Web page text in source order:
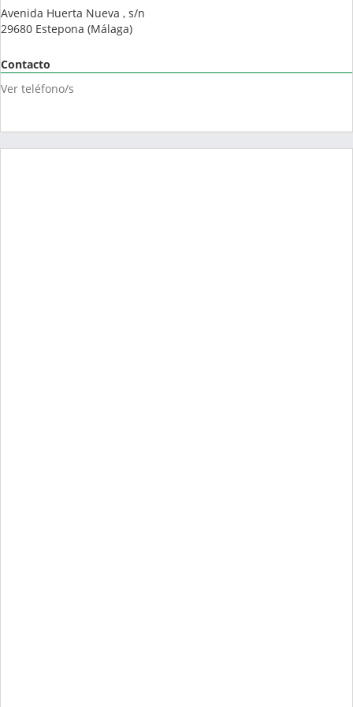
Avenida Huerta Nueva , s/n
29680 Estepona (Málaga)
Contacto
Ver teléfono/s